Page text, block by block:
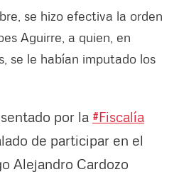
se hizo efectiva la orden
Aguirre, a quien, en
se le habían imputado los
por la #Fiscalía
de participar en el
Alejandro Cardozo